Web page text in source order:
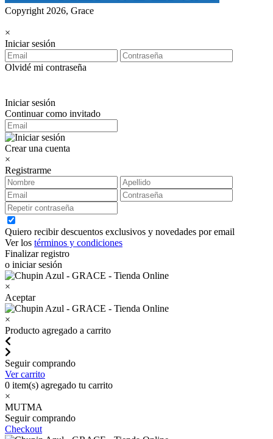
Copyright 2026, Grace
×
Iniciar sesión
Olvidé mi contraseña
Iniciar sesión
Continuar como invitado
Crear una cuenta
×
Registrarme
Quiero recibir descuentos exclusivos y novedades por email
Ver los términos y condiciones
Finalizar registro
o iniciar sesión
×
Aceptar
×
Producto agregado a carrito
Seguir comprando
Ver carrito
0 item(s) agregado tu carrito
×
MUTMA
Seguir comprando
Checkout